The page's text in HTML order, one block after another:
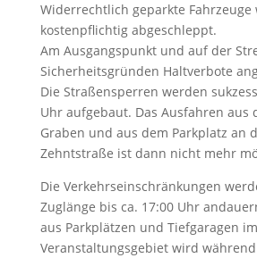
Widerrechtlich geparkte Fahrzeuge
kostenpflichtig abgeschleppt.
Am Ausgangspunkt und auf der
Sicherheitsgründen Haltverbote
Die Straßensperren werden
Uhr aufgebaut. Das Ausfahren aus
Graben und aus dem Parkplatz an
Zehntstraße ist dann nicht mehr
Die Verkehrseinschränkungen
Zuglänge bis ca. 17:00 Uhr
aus Parkplätzen und Tiefgaragen im
Veranstaltungsgebiet wird